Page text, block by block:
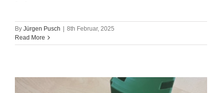
By Jürgen Pusch | 8th Februar, 2025
Read More